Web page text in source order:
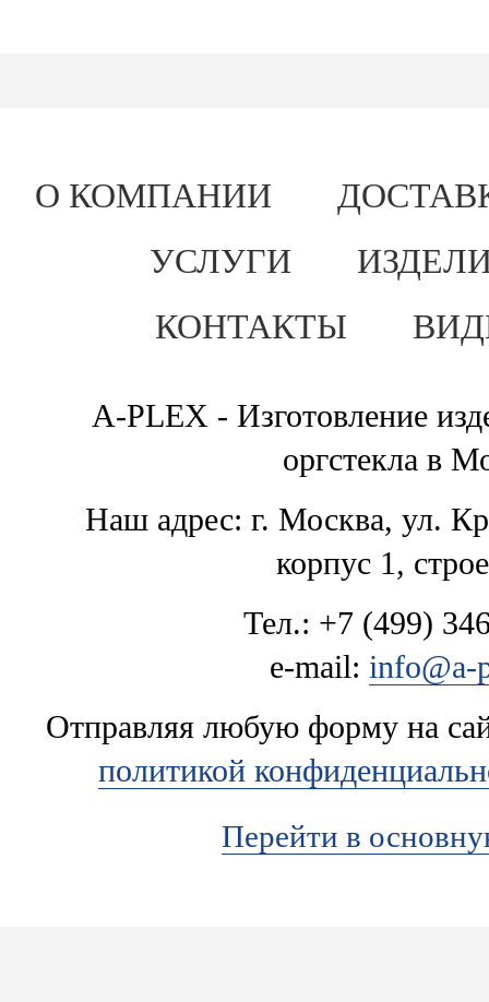
О КОМПАНИИ
УСЛУГИ
КОНТАКТЫ
A-PLEX - Изготовление
оргстекла в
Наш адрес: г. Москва, ул.
корпус 1,
Тел.: +7 (499)
e-mail: info@a-
Отправляя любую форму на
политикой
Перейти в